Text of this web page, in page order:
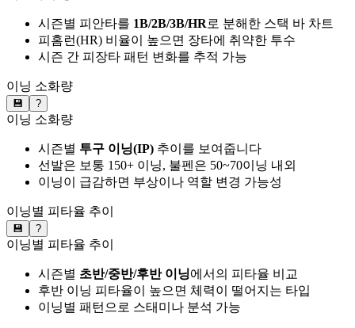
시즌별 피안타를 1B/2B/3B/HR로 분해한 스택 바 차트
피홈런(HR) 비율이 높으면 장타에 취약한 투수
시즌 간 피장타 패턴 변화를 추적 가능
이닝 소화량
💾 ?
이닝 소화량
시즌별 투구 이닝(IP) 추이를 보여줍니다
선발은 보통 150+ 이닝, 불펜은 50~70이닝 내외
이닝이 급감하면 부상이나 역할 변경 가능성
이닝별 피타율 추이
💾 ?
이닝별 피타율 추이
시즌별 초반/중반/후반 이닝에서의 피타율 비교
후반 이닝 피타율이 높으면 체력이 떨어지는 타입
이닝별 패턴으로 스태미나 분석 가능